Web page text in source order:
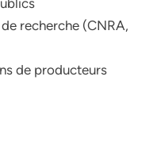
recherche (CNRA,
de producteurs